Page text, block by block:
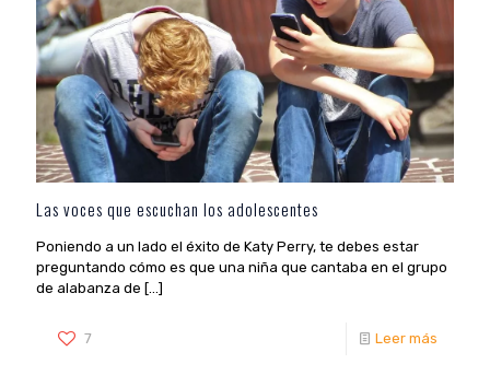
Las voces que escuchan los adolescentes
Poniendo a un lado el éxito de Katy Perry, te debes estar
preguntando cómo es que una niña que cantaba en el grupo
de alabanza de […]
7 Leer más